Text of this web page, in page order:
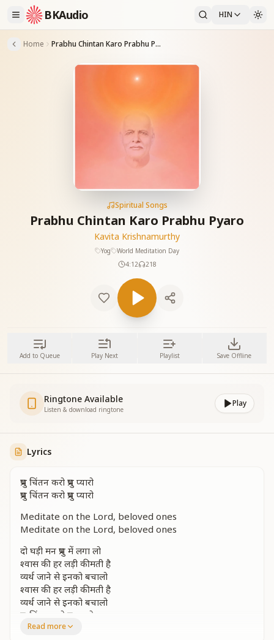
BKAudio HIN
Home Prabhu Chintan Karo Prabhu Pyaro
Spiritual Songs
Prabhu Chintan Karo Prabhu Pyaro
Kavita Krishnamurthy
Yog
World Meditation Day
4:12
218
Add to Queue Play Next Playlist Save Offline
Ringtone Available
Listen & download ringtone
Play
Lyrics
प्रभु चिंतन करो प्रभु प्यारो
प्रभु चिंतन करो प्रभु प्यारो
Meditate on the Lord, beloved ones
Meditate on the Lord, beloved ones
दो घड़ी मन प्रभु में लगा लो
श्वास की हर लड़ी कीमती है
व्यर्थ जाने से इनको बचालो
श्वास की हर लड़ी कीमती है
व्यर्थ जाने से इनको बचालो
प्रभु चिंतन करो प्रभु प्यारो
दो घड़ी मन प्रभू में लगा लो
Read more